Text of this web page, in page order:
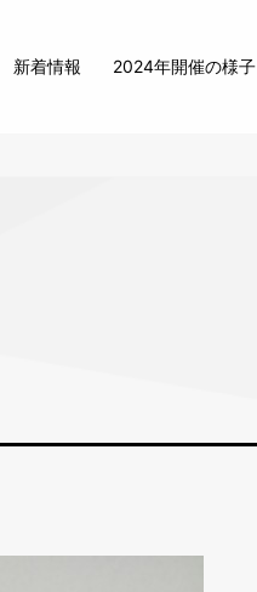
新着情報 2024年開催の様子